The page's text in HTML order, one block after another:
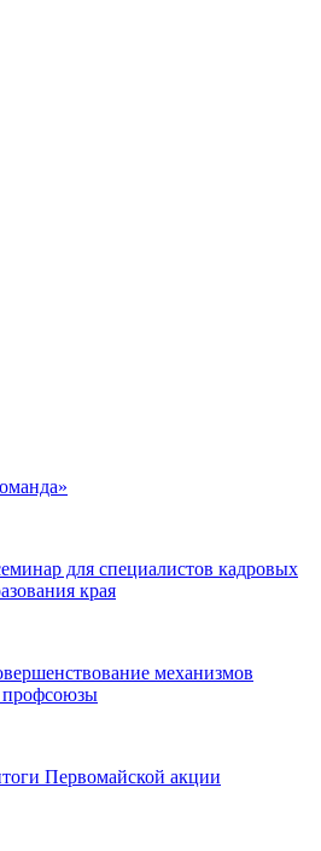
для специалистов кадровых
края
механизмов
профсоюзы
Первомайской акции